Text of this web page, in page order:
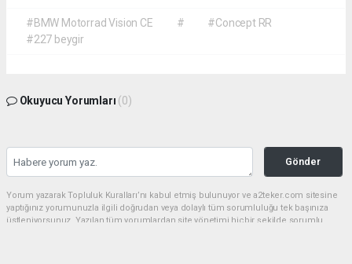
#BMW Motorrad Vision CE #
#Concept RR
#227 beygir
Okuyucu Yorumları (0)
Gönder
Yorum yazarak Topluluk Kuralları’nı kabul etmiş bulunuyor ve a2teker.com sitesine
yaptığınız yorumunuzla ilgili doğrudan veya dolaylı tüm sorumluluğu tek başınıza
üstleniyorsunuz. Yazılan tüm yorumlardan site yönetimi hiçbir şekilde sorumlu